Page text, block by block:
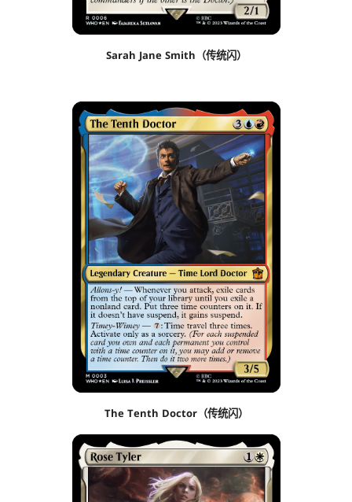
Sarah Jane Smith（传统闪）
The Tenth Doctor（传统闪）